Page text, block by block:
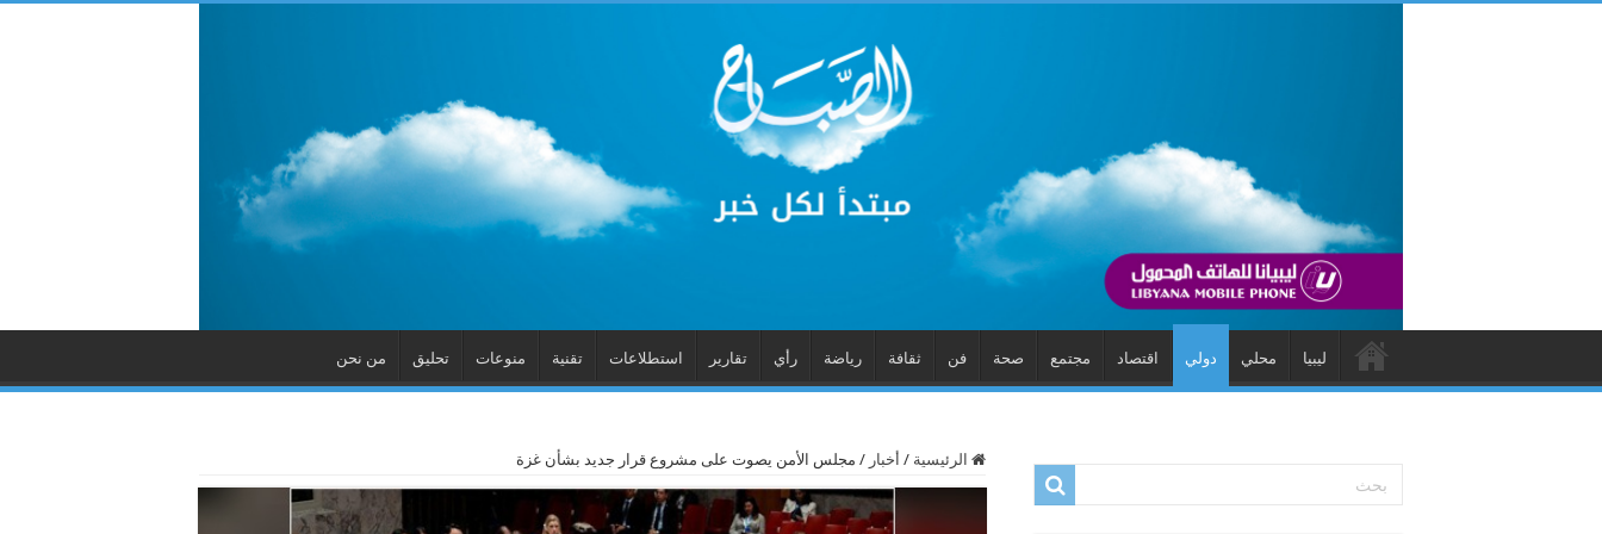
ليبيا محلي دولي اقتصاد مجتمع صحة فن ثقافة رياضة رأي تقارير استطلاعات تقنية منوعات تحليق من نحن
الرئيسية / أخبار / مجلس الأمن يصوت على مشروع قرار جديد بشأن غزة